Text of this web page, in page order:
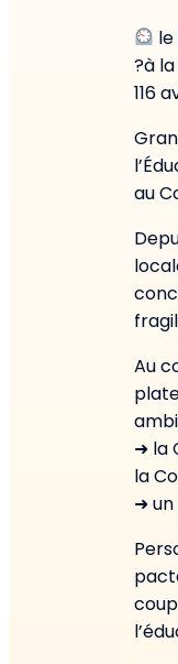
le
?à
116
au
Au
➜ la
la
➜ un